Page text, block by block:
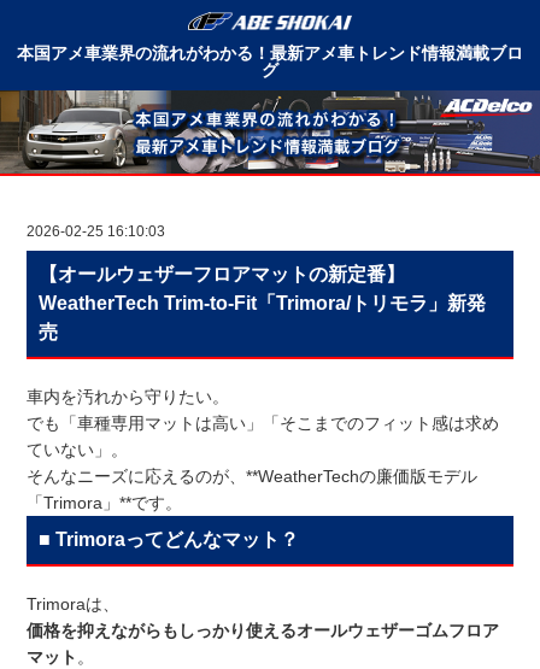
本国アメ車業界の流れがわかる！最新アメ車トレンド情報満載ブロ
グ
2026-02-25 16:10:03
【オールウェザーフロアマットの新定番】
WeatherTech Trim-to-Fit「Trimora/トリモラ」新発
売
車内を汚れから守りたい。
でも「車種専用マットは高い」「そこまでのフィット感は求め
ていない」。
そんなニーズに応えるのが、**WeatherTechの廉価版モデル
「Trimora」**です。
■ Trimoraってどんなマット？
Trimoraは、
価格を抑えながらもしっかり使えるオールウェザーゴムフロア
マット。